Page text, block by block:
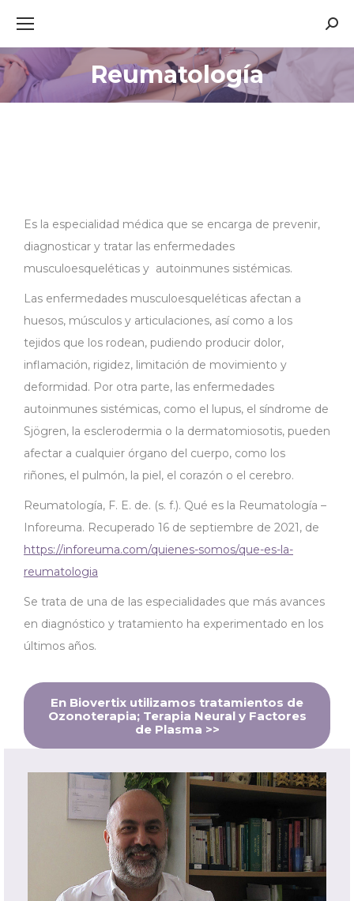
Reumatología
Estás aquí:
Es la especialidad médica que se encarga de prevenir,
diagnosticar y tratar las enfermedades
musculoesqueléticas y autoinmunes sistémicas.
Las enfermedades musculoesqueléticas afectan a
huesos, músculos y articulaciones, así como a los
tejidos que los rodean, pudiendo producir dolor,
inflamación, rigidez, limitación de movimiento y
deformidad. Por otra parte, las enfermedades
autoinmunes sistémicas, como el lupus, el síndrome de
Sjögren, la esclerodermia o la dermatomiosotis, pueden
afectar a cualquier órgano del cuerpo, como los
riñones, el pulmón, la piel, el corazón o el cerebro.
Reumatología, F. E. de. (s. f.). Qué es la Reumatología –
Inforeuma. Recuperado 16 de septiembre de 2021, de
https://inforeuma.com/quienes-somos/que-es-la-
reumatologia
Se trata de una de las especialidades que más avances
en diagnóstico y tratamiento ha experimentado en los
últimos años.
En Biovertix utilizamos tratamientos de
Ozonoterapia; Terapia Neural y Factores
de Plasma >>